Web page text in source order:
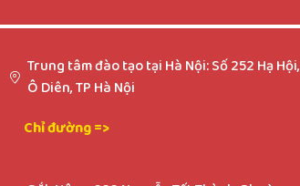
Trung tâm đào tạo tại Hà Nội: Số 252 Hạ Hội,
Ô Diên, TP Hà Nội
Chỉ đường =>